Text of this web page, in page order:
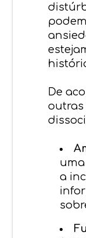
De
outras
a